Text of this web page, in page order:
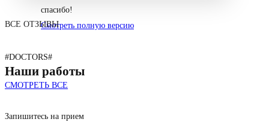
спасибо!
Смотреть полную версию
ВСЕ ОТЗЫВЫ
#DOCTORS#
Наши работы
СМОТРЕТЬ ВСЕ
Запишитесь на прием